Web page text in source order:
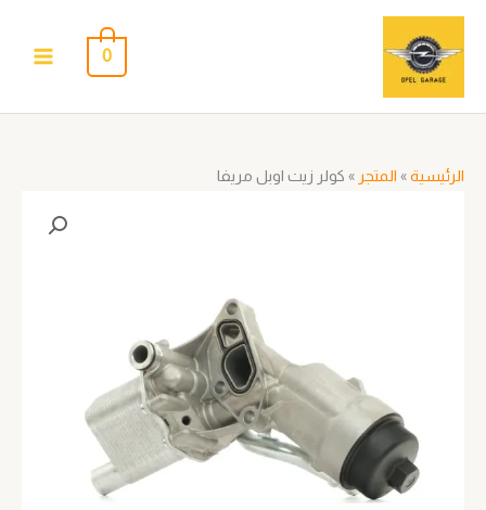
تخطي
المحتوى
0
الرئيسية» المتجر » كولر زيت اوبل مريفا